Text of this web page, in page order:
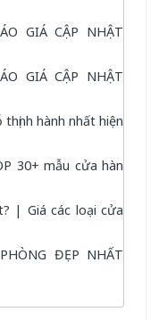
GIÁ CẬP NHẬT
GIÁ CẬP NHẬT
hành nhất hiện
30+ mẫu cửa hàn
| Giá các loại cửa
ĐẸP NHẤT